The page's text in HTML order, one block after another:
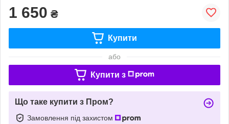
1 650 ₴
Купити
або
Купити з
Що таке купити з Пром?
Замовлення під захистом